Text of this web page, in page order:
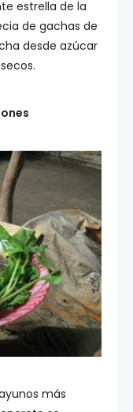
estrella de la
de gachas de
desde azúcar
más